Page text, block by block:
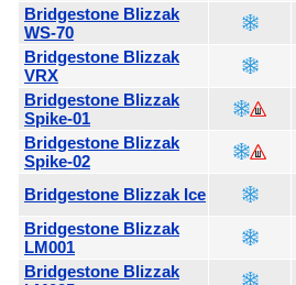
Bridgestone Blizzak
WS-70
Bridgestone Blizzak
VRX
Bridgestone Blizzak
Spike-01
Bridgestone Blizzak
Spike-02
Bridgestone Blizzak Ice
Bridgestone Blizzak
LM001
Bridgestone Blizzak